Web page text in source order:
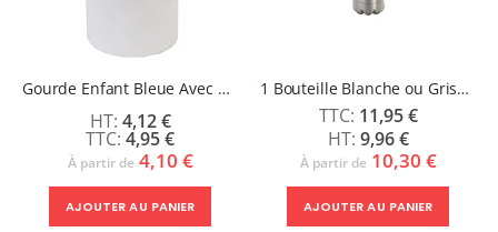
Gourde Enfant Bleue Avec Visage 400 ml
4,95 €
4,12 €
À partir de 4,10 €
AJOUTER AU PANIER
1 Bouteille Blanche ou Grise 750 ml
11,95 €
9,96 €
À partir de 10,30 €
AJOUTER AU PANIER